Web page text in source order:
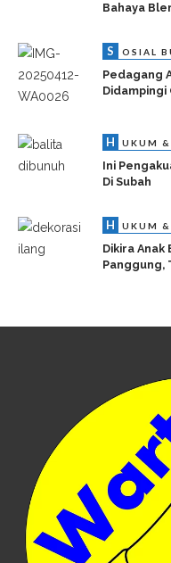
Bahaya
S OSIAL
Pedagang
Didampingi
H UKUM
Ini
Di Subah
H UKUM
Dikira Anak
Panggung,